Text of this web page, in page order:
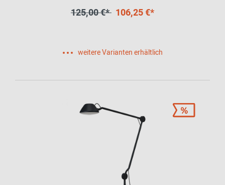
125,00 €* 106,25 €*
weitere Varianten erhältlich